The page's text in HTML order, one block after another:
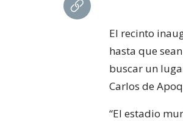
El recinto
hasta que
buscar un
Carlos de
“El estadio